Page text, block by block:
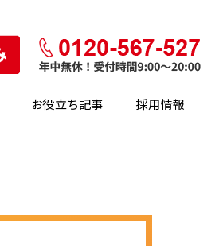
お役立ち記事 採用情報